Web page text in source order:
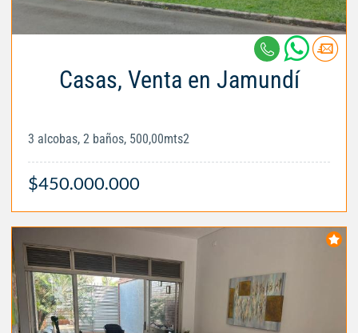
Casas, Venta en Jamundí
3 alcobas, 2 baños, 500,00mts2
$450.000.000